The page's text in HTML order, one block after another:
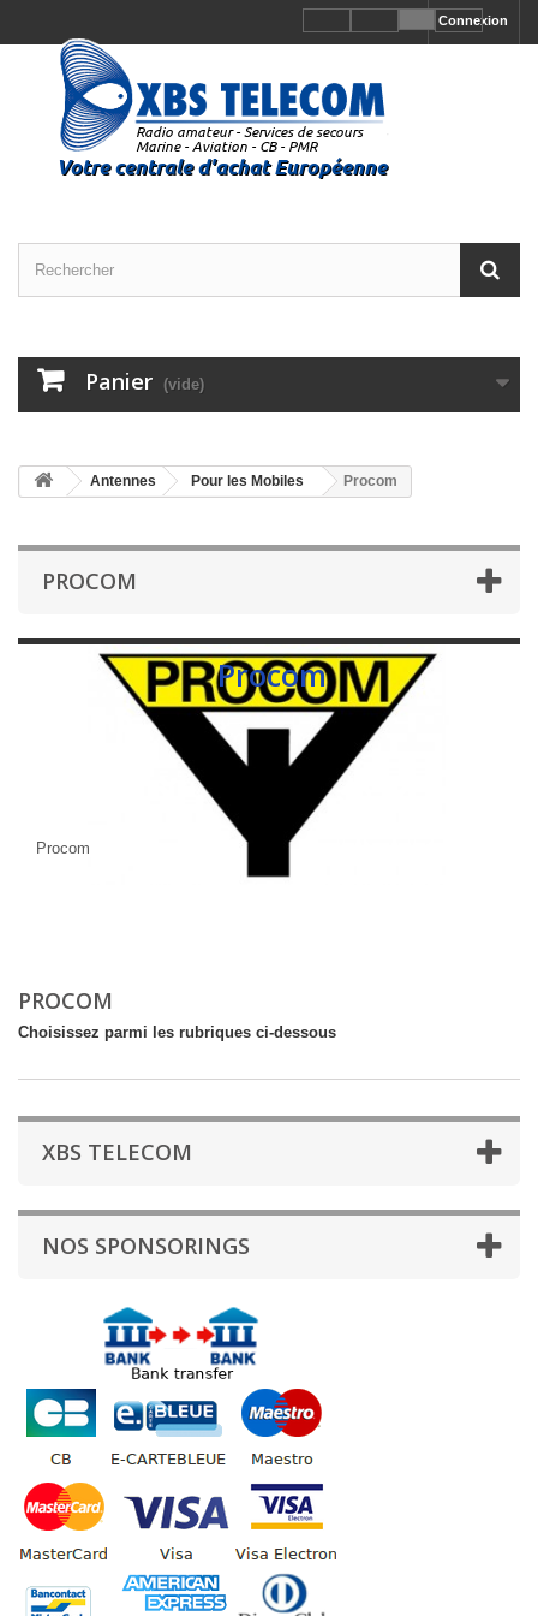
Connexion
Panier (vide)
Antennes Pour les Mobiles Procom
PROCOM
Procom
Procom
PROCOM
Choisissez parmi les rubriques ci-dessous
XBS TELECOM
NOS SPONSORINGS